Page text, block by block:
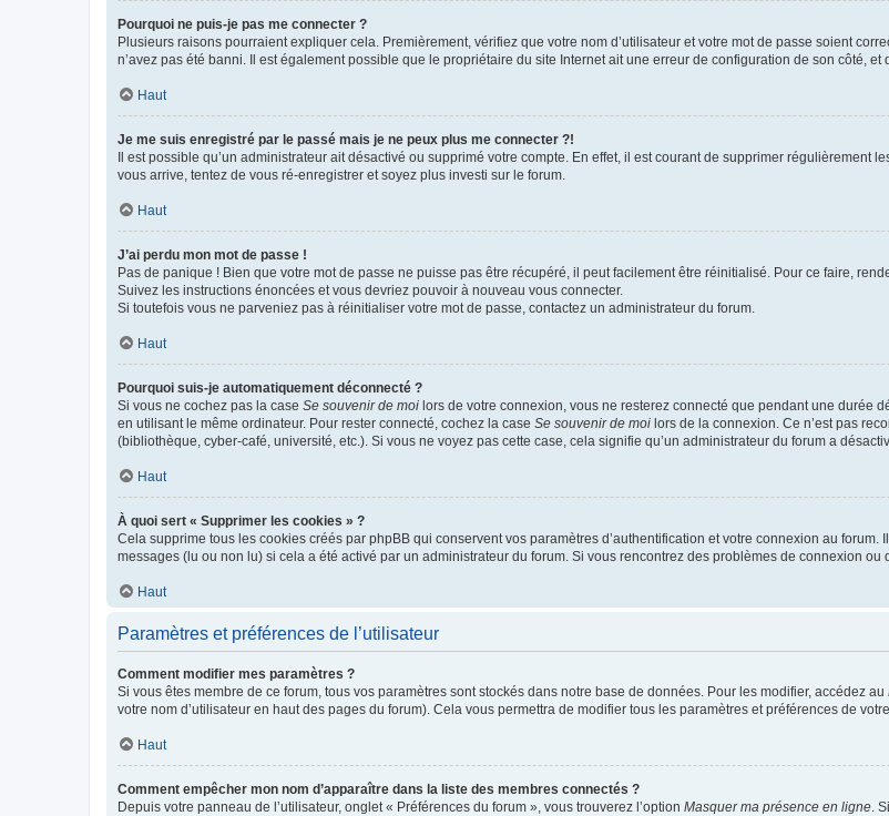
Pourquoi ne puis-je pas me connecter ?
Plusieurs raisons pourraient expliquer cela. Premièrement, vérifiez que votre nom d’utilisateur et votre mot de passe soient
n’avez pas été banni. Il est également possible que le propriétaire du site Internet ait une erreur de configuration de son côté, et
Haut
Je me suis enregistré par le passé mais je ne peux plus me connecter ?!
Il est possible qu’un administrateur ait désactivé ou supprimé votre compte. En effet, il est courant de supprimer
vous arrive, tentez de vous ré-enregistrer et soyez plus investi sur le forum.
Haut
J’ai perdu mon mot de passe !
Pas de panique ! Bien que votre mot de passe ne puisse pas être récupéré, il peut facilement être réinitialisé. Pour ce faire,
Suivez les instructions énoncées et vous devriez pouvoir à nouveau vous connecter.
Si toutefois vous ne parveniez pas à réinitialiser votre mot de passe, contactez un administrateur du forum.
Haut
Pourquoi suis-je automatiquement déconnecté ?
Si vous ne cochez pas la case Se souvenir de moi lors de votre connexion, vous ne resterez connecté que pendant une durée
en utilisant le même ordinateur. Pour rester connecté, cochez la case Se souvenir de moi lors de la connexion. Ce n’est pas
(bibliothèque, cyber-café, université, etc.). Si vous ne voyez pas cette case, cela signifie qu’un administrateur du forum a
Haut
À quoi sert « Supprimer les cookies » ?
Cela supprime tous les cookies créés par phpBB qui conservent vos paramètres d’authentification et votre connexion au
messages (lu ou non lu) si cela a été activé par un administrateur du forum. Si vous rencontrez des problèmes de connexion
Haut
Paramètres et préférences de l’utilisateur
Comment modifier mes paramètres ?
Si vous êtes membre de ce forum, tous vos paramètres sont stockés dans notre base de données. Pour les modifier, accédez au
votre nom d’utilisateur en haut des pages du forum). Cela vous permettra de modifier tous les paramètres et préférences de
Haut
Comment empêcher mon nom d’apparaître dans la liste des membres connectés ?
Depuis votre panneau de l’utilisateur, onglet « Préférences du forum », vous trouverez l’option Masquer ma présence en ligne.